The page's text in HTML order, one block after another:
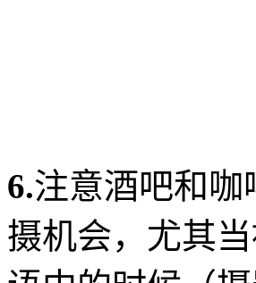
6.注意酒吧和
摄机会，尤其